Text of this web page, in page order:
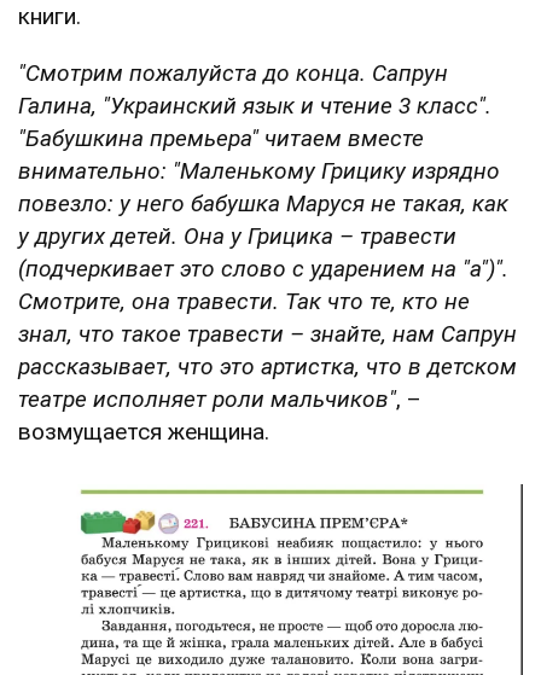
книги.
"Смотрим пожалуйста до конца. Сапрун
Галина, "Украинский язык и чтение 3 класс".
"Бабушкина премьера" читаем вместе
внимательно: "Маленькому Грицику изрядно
повезло: у него бабушка Маруся не такая, как
у других детей. Она у Грицика – травести
(подчеркивает это слово с ударением на "а")".
Смотрите, она травести. Так что те, кто не
знал, что такое травести – знайте, нам Сапрун
рассказывает, что это артистка, что в детском
театре исполняет роли мальчиков", –
возмущается женщина.